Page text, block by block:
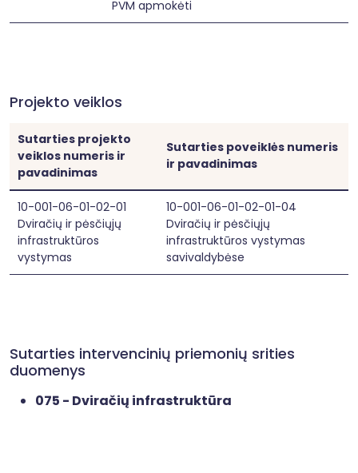
jo paskirties, trasos, kategorijos ar masto. Veikla
nepatenka į PAV įstatymo 1 priede nurodytas
ar techninius parametrus, viršijančius
nustatytus ribinius dydžius. Todėl PAV ir
netaikomos.
PVM apmokėti
Projekto veiklos
Sutarties projekto
veiklos numeris ir
pavadinimas
Sutarties poveiklės numeris
ir pavadinimas
10-001-06-01-02-01
Dviračių ir pėsčiųjų
infrastruktūros
vystymas
10-001-06-01-02-01-04
Dviračių ir pėsčiųjų
infrastruktūros vystymas
savivaldybėse
Sutarties intervencinių priemonių srities
duomenys
075 - Dviračių infrastruktūra